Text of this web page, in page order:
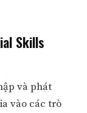
Skills
và phát
vào các trò